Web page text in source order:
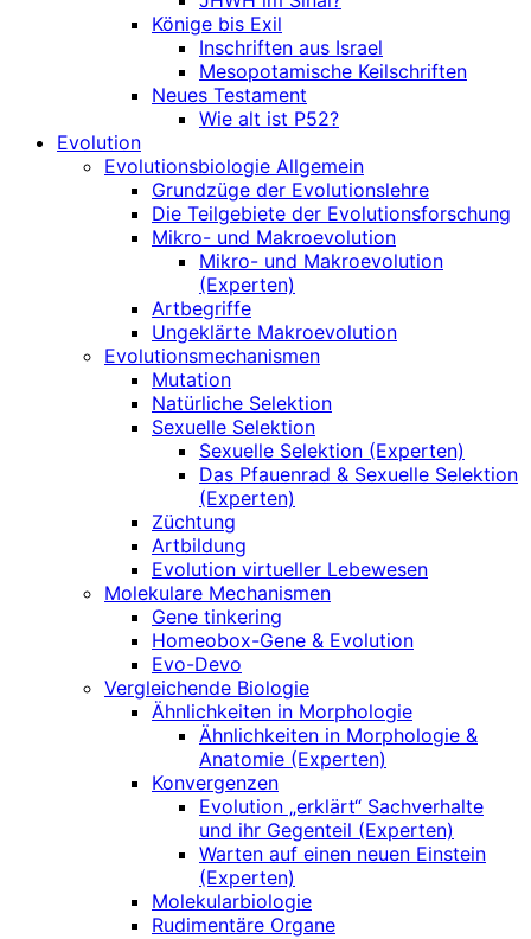
Könige bis Exil
Inschriften aus Israel
Mesopotamische Keilschriften
Neues Testament
Wie alt ist P52?
Evolution
Evolutionsbiologie Allgemein
Grundzüge der Evolutionslehre
Die Teilgebiete der Evolutionsforschung
Mikro- und Makroevolution
Mikro- und Makroevolution
(Experten)
Artbegriffe
Ungeklärte Makroevolution
Evolutionsmechanismen
Mutation
Natürliche Selektion
Sexuelle Selektion
Sexuelle Selektion (Experten)
Das Pfauenrad & Sexuelle Selektion
(Experten)
Züchtung
Artbildung
Evolution virtueller Lebewesen
Molekulare Mechanismen
Gene tinkering
Homeobox-Gene & Evolution
Evo-Devo
Vergleichende Biologie
Ähnlichkeiten in Morphologie
Ähnlichkeiten in Morphologie &
Anatomie (Experten)
Konvergenzen
Evolution „erklärt“ Sachverhalte
und ihr Gegenteil (Experten)
Warten auf einen neuen Einstein
(Experten)
Molekularbiologie
Rudimentäre Organe